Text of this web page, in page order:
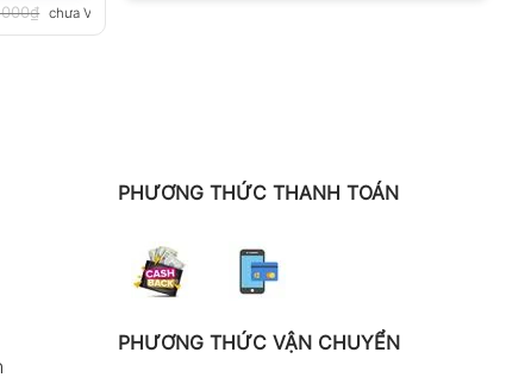
₫ chưa VAT 8%
PHƯƠNG THỨC THANH TOÁN
PHƯƠNG THỨC VẬN CHUYỂN